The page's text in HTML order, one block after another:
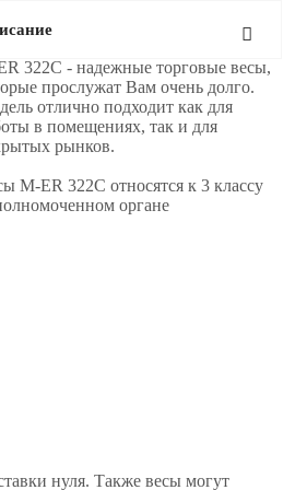
322С - надежные торговые весы,
прослужат Вам очень долго.
отлично подходит как для
в помещениях, так и для
рынков.
M-ER 322С относятся к 3 классу
органе
нуля. Также весы могут